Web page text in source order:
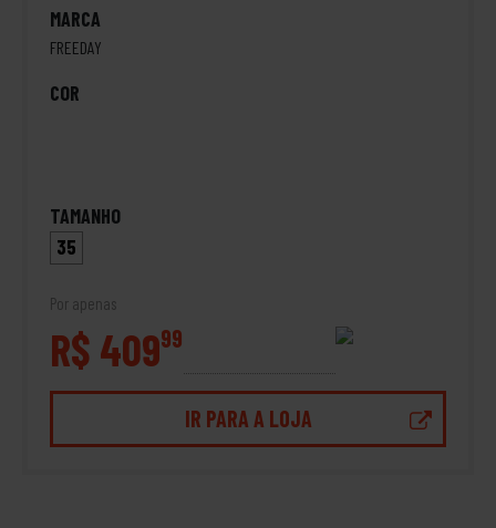
MARCA
FREEDAY
COR
TAMANHO
35
Por apenas
R$ 40999
IR PARA A LOJA